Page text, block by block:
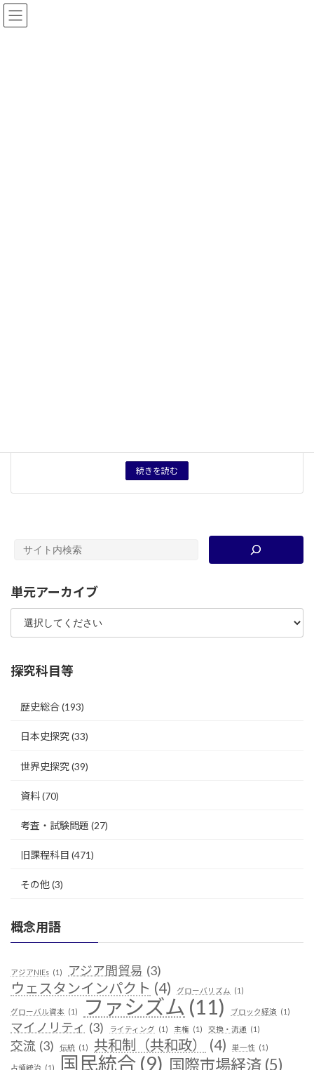
コ
ン
ナ
ビ
教材共有サイト2.0−高大連携歴史教育研究
続きを読む
単元アーカイブ
探究科目等
歴史総合(193)
日本史探究(33)
世界史探究(39)
資料(70)
考査・試験問題 (27)
旧課程科目 (471)
その他(3)
概念用語
アジアNIEs (1) アジア間貿易 (3)
ウェスタンインパクト (4) グローバリズム (1)
グローバル資本 (1) ファシズム (11) ブロック経済 (1)
マイノリティ (3) ライティング (1) 主権 (1) 交換・流通 (1)
交流 (3) 伝統 (1) 共和制（共和政） (4) 単一性 (1)
占領統治 (1) 国民統合 (9) 国際市場経済 (5)